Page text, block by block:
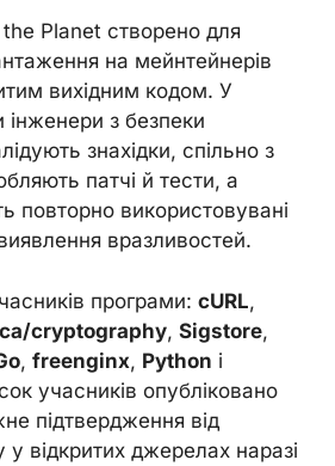
Planet створено для
на мейнтейнерів
вихідним кодом. У
інженери з безпеки
знахідки, спільно з
патчі й тести, а
повторно використовувані
вразливостей.
програми: cURL,
cryptography, Sigstore,
, freenginx, Python і
учасників опубліковано
підтвердження від
у відкритих джерелах наразі